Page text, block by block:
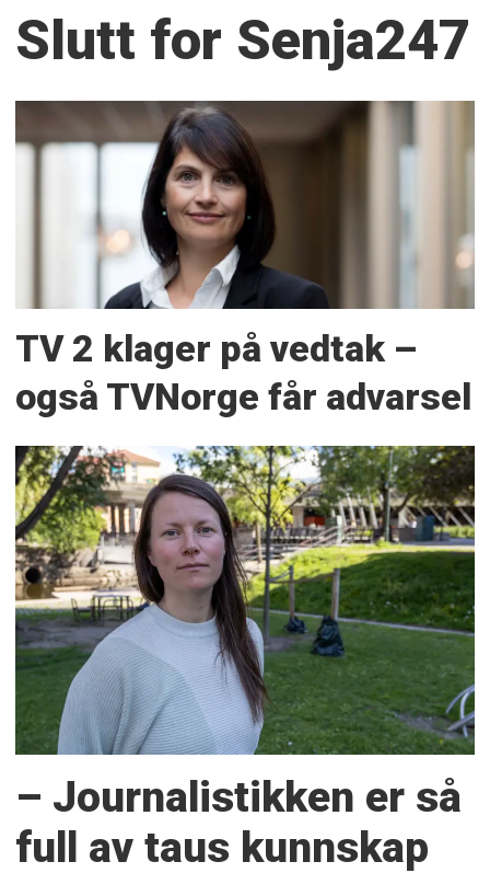
Slutt for Senja247
TV 2 klager på vedtak –
også TVNorge får advarsel
– Journalistikken er så
full av taus kunnskap